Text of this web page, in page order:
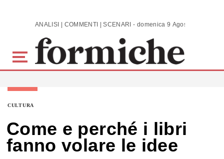
Skip to main content ANALISI | COMMENTI | SCENARI - domenica 9 Agosto 2026
CULTURA
Come e perché i libri
fanno volare le idee